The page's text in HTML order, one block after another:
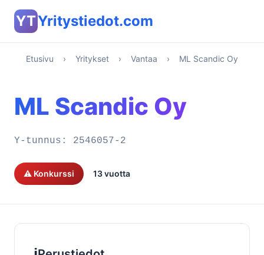
YTYritystiedot.com
Etusivu › Yritykset › Vantaa › ML Scandic Oy
ML Scandic Oy
Y-tunnus: 2546057-2
⚠️ Konkurssi 13 vuotta